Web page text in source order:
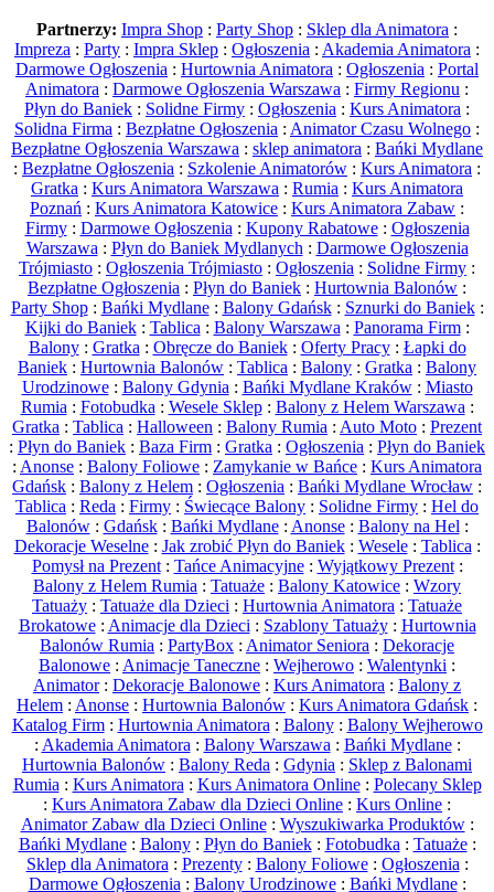
Partnerzy: Impra Shop : Party Shop : Sklep dla Animatora :
Impreza : Party : Impra Sklep : Ogłoszenia : Akademia Animatora :
Darmowe Ogłoszenia : Hurtownia Animatora : Ogłoszenia : Portal
Animatora : Darmowe Ogłoszenia Warszawa : Firmy Regionu :
Płyn do Baniek : Solidne Firmy : Ogłoszenia : Kurs Animatora :
Solidna Firma : Bezpłatne Ogłoszenia : Animator Czasu Wolnego :
Bezpłatne Ogłoszenia Warszawa : sklep animatora : Bańki Mydlane
: Bezpłatne Ogłoszenia : Szkolenie Animatorów : Kurs Animatora :
Gratka : Kurs Animatora Warszawa : Rumia : Kurs Animatora
Poznań : Kurs Animatora Katowice : Kurs Animatora Zabaw :
Firmy: Darmowe Ogłoszenia : Kupony Rabatowe: Ogłoszenia
Warszawa : Płyn do Baniek Mydlanych : Darmowe Ogłoszenia
Trójmiasto : Ogłoszenia Trójmiasto : Ogłoszenia : Solidne Firmy :
Bezpłatne Ogłoszenia : Płyn do Baniek : Hurtownia Balonów :
Party Shop: Bańki Mydlane: Balony Gdańsk: Sznurki do Baniek:
Kijki do Baniek: Tablica : Balony Warszawa : Panorama Firm:
Balony: Gratka : Obręcze do Baniek: Oferty Pracy: Łapki do
Baniek : Hurtownia Balonów : Tablica : Balony : Gratka : Balony
Urodzinowe: Balony Gdynia : Bańki Mydlane Kraków: Miasto
Rumia : Fotobudka : Wesele Sklep: Balony z Helem Warszawa :
Gratka : Tablica : Halloween : Balony Rumia : Auto Moto : Prezent
: Płyn do Baniek : Baza Firm : Gratka : Ogłoszenia : Płyn do Baniek
: Anonse : Balony Foliowe : Zamykanie w Bańce : Kurs Animatora
Gdańsk : Balony z Helem : Ogłoszenia : Bańki Mydlane Wrocław :
Tablica : Reda : Firmy : Świecące Balony : Solidne Firmy : Hel do
Balonów: Gdańsk: Bańki Mydlane: Anonse: Balony na Hel :
Dekoracje Weselne: Jak zrobić Płyn do Baniek: Wesele: Tablica :
Pomysł na Prezent: Tańce Animacyjne: Wyjątkowy Prezent:
Balony z Helem Rumia : Tatuaże : Balony Katowice : Wzory
Tatuaży : Tatuaże dla Dzieci : Hurtownia Animatora : Tatuaże
Brokatowe: Animacje dla Dzieci : Szablony Tatuaży: Hurtownia
Balonów Rumia : PartyBox : Animator Seniora : Dekoracje
Balonowe : Animacje Taneczne : Wejherowo : Walentynki :
Animator: Dekoracje Balonowe : Kurs Animatora : Balony z
Helem : Anonse : Hurtownia Balonów : Kurs Animatora Gdańsk :
Katalog Firm: Hurtownia Animatora : Balony: Balony Wejherowo
: Akademia Animatora : Balony Warszawa : Bańki Mydlane:
Hurtownia Balonów : Balony Reda : Gdynia : Sklep z Balonami
Rumia : Kurs Animatora : Kurs Animatora Online: Polecany Sklep
: Kurs Animatora Zabaw dla Dzieci Online : Kurs Online :
Animator Zabaw dla Dzieci Online: Wyszukiwarka Produktów:
Bańki Mydlane: Balony: Płyn do Baniek: Fotobudka : Tatuaże:
Sklep dla Animatora : Prezenty: Balony Foliowe: Ogłoszenia :
Darmowe Ogłoszenia : Balony Urodzinowe: Bańki Mydlane: